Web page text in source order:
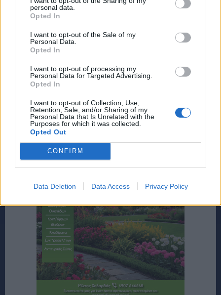
personal data.
Opted In
I want to opt-out of the Sale of my
Personal Data.
Opted In
I want to opt-out of processing my
Personal Data for Targeted Advertising.
Opted In
I want to opt-out of Collection, Use,
Retention, Sale, and/or Sharing of my
Personal Data that Is Unrelated with the
Purposes for which it was collected.
Opted Out
CONFIRM
Data Deletion Data Access Privacy Policy